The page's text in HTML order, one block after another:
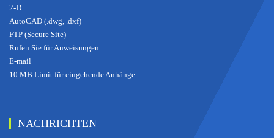
2-D
AutoCAD (.dwg, .dxf)
FTP (Secure Site)
Rufen Sie für Anweisungen
E-mail
10 MB Limit für eingehende Anhänge
NACHRICHTEN